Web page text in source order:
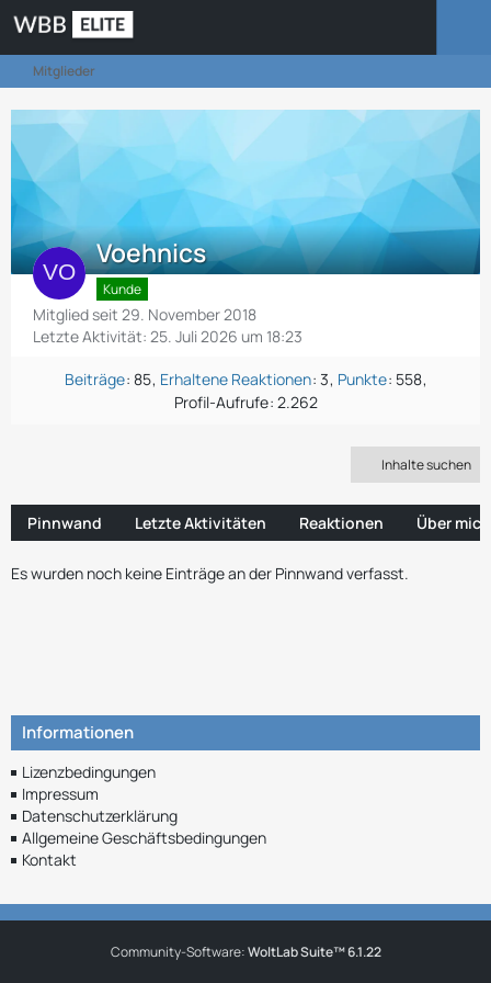
Mitglieder
Voehnics
Kunde
Mitglied seit 29. November 2018
Letzte Aktivität: 25. Juli 2026 um 18:23
Beiträge 85 Erhaltene Reaktionen 3 Punkte 558
Profil-Aufrufe 2.262
Inhalte suchen
Pinnwand Letzte Aktivitäten Reaktionen Über mich
Es wurden noch keine Einträge an der Pinnwand verfasst.
Informationen
Lizenzbedingungen
Impressum
Datenschutzerklärung
Allgemeine Geschäftsbedingungen
Kontakt
Community-Software:WoltLab Suite™ 6.1.22